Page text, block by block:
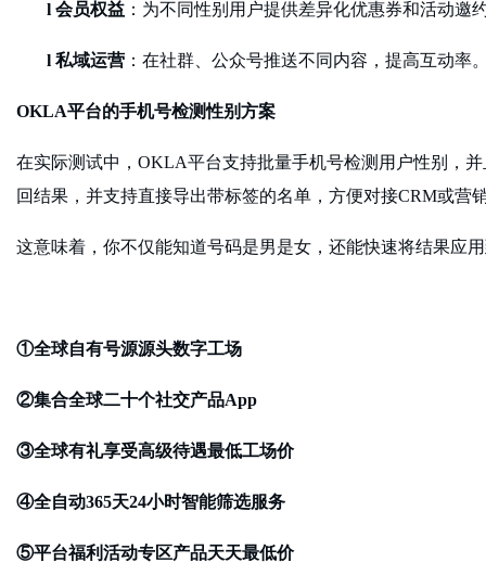
l 会员权益 ：为不同性别用户提供差异化优惠券和活动邀
l 私域运营 ：在社群、公众号推送不同内容，提高互动率
OKLA平台的手机号检测性别方案
在实际测试中， OKLA平台支持批量手机号检测用户性别，
回结果，并支持直接导出带标签的名单，方便对接CRM或营
这意味着，你不仅能知道号码是男是女，还能快速将结果应
①全球自有号源源头数字工场
②集合全球二十个社交产品App
③全球有礼享受高级待遇最低工场价
④全自动365天24小时智能筛选服务
⑤平台福利活动专区产品天天最低价